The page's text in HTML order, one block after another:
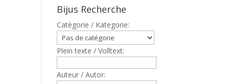
Bijus Recherche
Catègorie / Kategorie:
Plein texte / Volltext:
Auteur / Autor: